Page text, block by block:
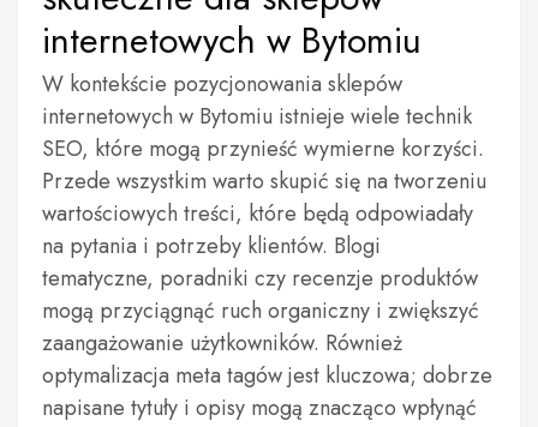
internetowych w Bytomiu
W kontekście pozycjonowania sklepów
internetowych w Bytomiu istnieje wiele technik
SEO, które mogą przynieść wymierne korzyści.
Przede wszystkim warto skupić się na tworzeniu
wartościowych treści, które będą odpowiadały
na pytania i potrzeby klientów. Blogi
tematyczne, poradniki czy recenzje produktów
mogą przyciągnąć ruch organiczny i zwiększyć
zaangażowanie użytkowników. Również
optymalizacja meta tagów jest kluczowa; dobrze
napisane tytuły i opisy mogą znacząco wpłynąć